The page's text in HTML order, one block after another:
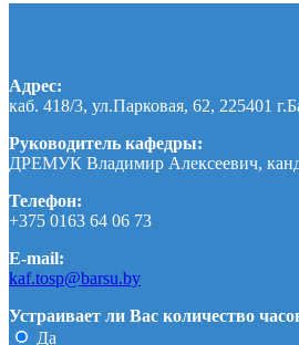
Адрес:
каб. 418/3, ул.Парковая, 62, 225401
Руководитель кафедры:
ДРЕМУК Владимир Алексеевич,
Телефон:
+375 0163 64 06 73
E-mail:
kaf.tosp@barsu.by
Устраивает ли Вас количество
Да